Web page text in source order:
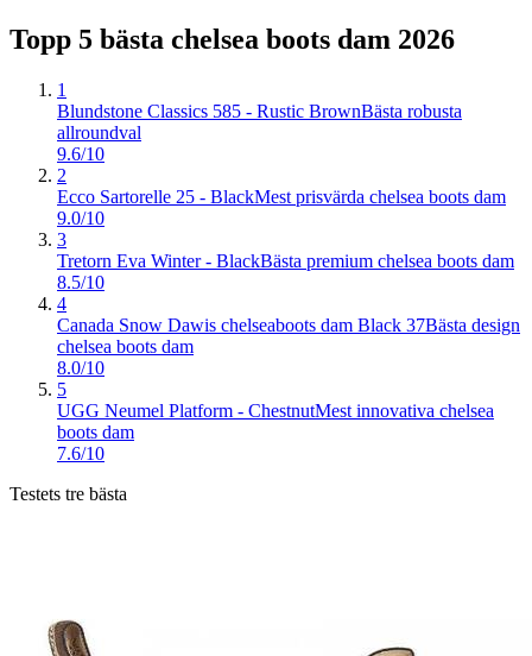
Topp 5 bästa chelsea boots dam 2026
1
Blundstone Classics 585 - Rustic BrownBästa robusta
allroundval
9.6/10
2
Ecco Sartorelle 25 - BlackMest prisvärda chelsea boots dam
9.0/10
3
Tretorn Eva Winter - BlackBästa premium chelsea boots dam
8.5/10
4
Canada Snow Dawis chelseaboots dam Black 37Bästa design
chelsea boots dam
8.0/10
5
UGG Neumel Platform - ChestnutMest innovativa chelsea
boots dam
7.6/10
Testets tre bästa